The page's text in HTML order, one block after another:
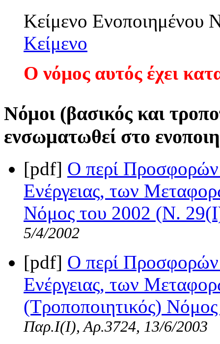
Κείμενο
Κείμενο
Ο νόμος αυτός έχει
Νόμοι (βασικός και
ενσωματωθεί στο
[pdf] Ο περί Προσφορών
Ενέργειας, των
Νόμος του 2002 (Ν.
5/4/2002
[pdf] Ο περί Προσφορών
Ενέργειας, των
(Τροποποιητικός)
Παρ.Ι(I), Αρ.3724, 13/6/2003